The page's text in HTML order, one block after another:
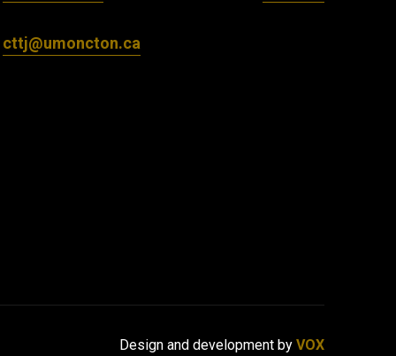
cttj@umoncton.ca
Design and development byVOX